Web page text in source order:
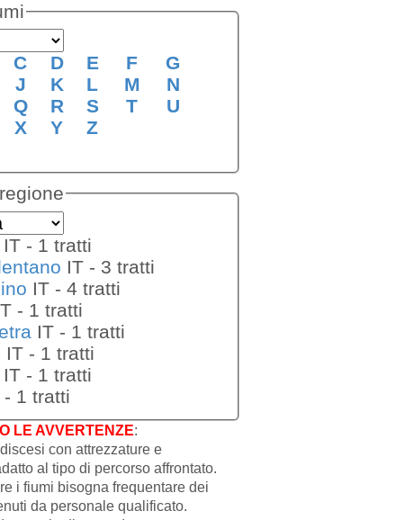
C D E F
G
J K L M
N
Q R S T
U
X Y Z
IT - 1 tratti
IT - 3 tratti
IT - 4 tratti
IT - 1 tratti
IT - 1 tratti
IT - 1 tratti
IT - 1 tratti
IT - 1 tratti
LE AVVERTENZE:
con attrezzature e
al tipo di percorso affrontato.
i fiumi bisogna frequentare dei
da personale qualificato.